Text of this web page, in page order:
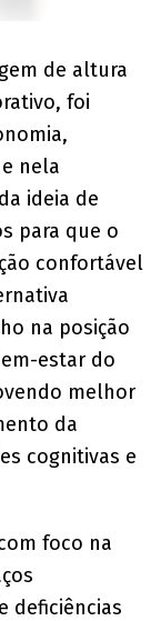
de altura
foi
nela
ideia de
para que o
confortável
na posição
estar do
melhor
da
cognitivas e
foco na
deficiências